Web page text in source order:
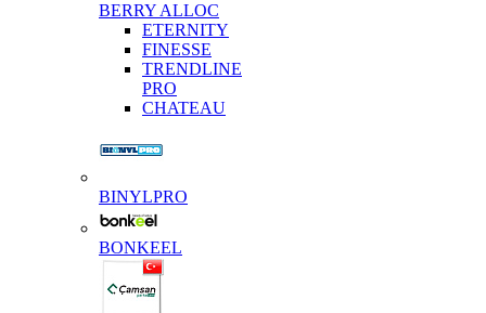
BERRY ALLOC
ETERNITY
FINESSE
TRENDLINE
PRO
CHATEAU
BINYLPRO
BONKEEL